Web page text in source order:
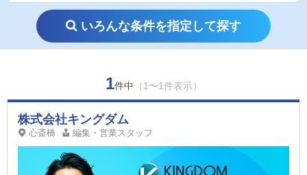
いろんな条件を指定して探す
1件中 （1〜1件表示）
株式会社キングダム
心斎橋 編集・営業スタッフ